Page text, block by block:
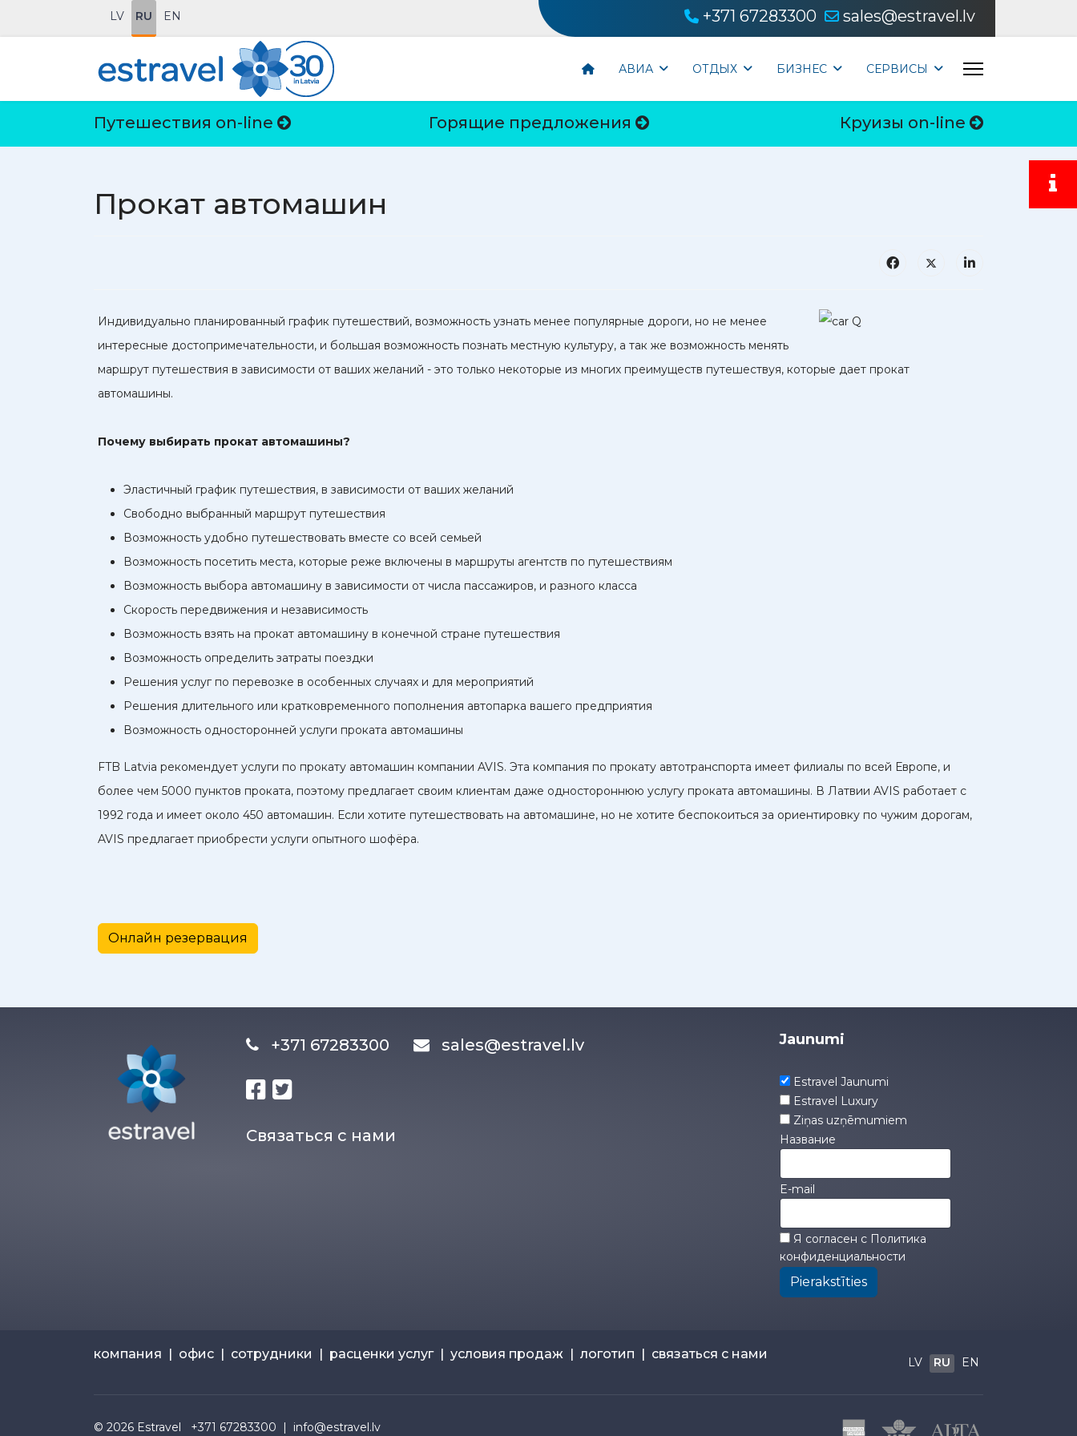
LV RU EN +371 67283300 sales@estravel.lv
АВИА ОТДЫХ БИЗНЕС CЕРВИСЫ
Путешествия on-line Горящие предложения Круизы on-line
Прокат автомашин
Индивидуально планированный график путешествий, возможность узнать менее популярные дороги, но не менее
интересные достопримечательности, и большая возможность познать местную культуру, а так же возможность менять
маршрут путешествия в зависимости от ваших желаний - это только некоторые из многих преимуществ путешествуя, которые дает прокат
автомашины.
Почему выбирать прокат автомашины?
Эластичный график путешествия, в зависимости от ваших желаний
Свободно выбранный маршрут путешествия
Возможность удобно путешествовать вместе со всей семьей
Возможность посетить места, которые реже включены в маршруты агентств по путешествиям
Возможность выбора автомашину в зависимости от числа пассажиров, и разного класса
Скорость передвижения и независимость
Возможность взять на прокат автомашину в конечной стране путешествия
Возможность определить затраты поездки
Решения услуг по перевозке в особенных случаях и для мероприятий
Решения длительного или кратковременного пополнения автопарка вашего предприятия
Возможность односторонней услуги проката автомашины
FTB Latvia рекомендует услуги по прокату автомашин компании AVIS. Эта компания по прокату автотранспорта имеет филиалы по всей Европе, и
более чем 5000 пунктов проката, поэтому предлагает своим клиентам даже одностороннюю услугу проката автомашины. В Латвии AVIS работает с
1992 года и имеет около 450 автомашин. Если хотите путешествовать на автомашине, но не хотите беспокоиться за ориентировку по чужим дорогам,
AVIS предлагает приобрести услуги опытного шофёра.
Онлайн резервация
+371 67283300 sales@estravel.lv
Связаться с нами
Jaunumi
Estravel Jaunumi
Estravel Luxury
Ziņas uzņēmumiem
Название
E-mail
Я согласен с Политика
конфиденциальности
Pierakstīties
компания | офис | сотрудники | расценки услуг| условия продаж | логотип | связаться с нами
LV RU EN
© 2026 Estravel +371 67283300 | info@estravel.lv